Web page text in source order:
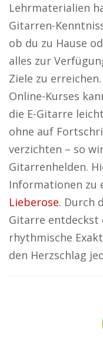
Lehrmaterialien
Gitarren-
ob du zu Hause
alles zur
Ziele zu
Online-Kurses
die E-Gitarre
ohne auf
verzichten – so
Gitarrenhelden.
Informationen zu
Lieberose. Durch
Gitarre entdeckst
rhythmische
den Herzschlag